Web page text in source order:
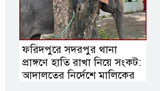
ফরিদপুরে সদরপুর থানা
প্রাঙ্গণে হাতি রাখা নিয়ে সংকট:
আদালতের নির্দেশে মালিকের